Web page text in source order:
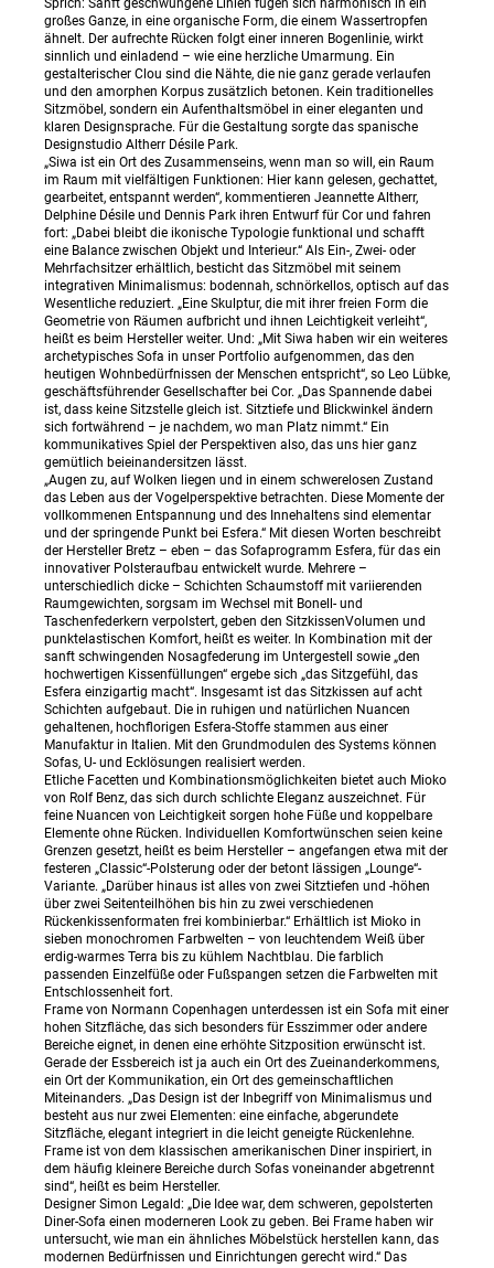
großes Ganze, in eine organische Form, die einem Wassertropfen
ähnelt. Der aufrechte Rücken folgt einer inneren Bogenlinie, wirkt
sinnlich und einladend – wie eine herzliche Umarmung. Ein
gestalterischer Clou sind die Nähte, die nie ganz gerade verlaufen
und den amorphen Korpus zusätzlich betonen. Kein traditionelles
Sitzmöbel, sondern ein Aufenthaltsmöbel in einer eleganten und
klaren Designsprache. Für die Gestaltung sorgte das spanische
Designstudio Altherr Désile Park.
„Siwa ist ein Ort des Zusammenseins, wenn man so will, ein Raum
im Raum mit vielfältigen Funktionen: Hier kann gelesen, gechattet,
gearbeitet, entspannt werden“, kommentieren Jeannette Altherr,
Delphine Désile und Dennis Park ihren Entwurf für Cor und fahren
fort: „Dabei bleibt die ikonische Typologie funktional und schafft
eine Balance zwischen Objekt und Interieur.“ Als Ein-, Zwei- oder
Mehrfachsitzer erhältlich, besticht das Sitzmöbel mit seinem
integrativen Minimalismus: bodennah, schnörkellos, optisch auf das
Wesentliche reduziert. „Eine Skulptur, die mit ihrer freien Form die
Geometrie von Räumen aufbricht und ihnen Leichtigkeit verleiht“,
heißt es beim Hersteller weiter. Und: „Mit Siwa haben wir ein weiteres
archetypisches Sofa in unser Portfolio aufgenommen, das den
heutigen Wohnbedürfnissen der Menschen entspricht“, so Leo Lübke,
geschäftsführender Gesellschafter bei Cor. „Das Spannende dabei
ist, dass keine Sitzstelle gleich ist. Sitztiefe und Blickwinkel ändern
sich fortwährend – je nachdem, wo man Platz nimmt.“ Ein
kommunikatives Spiel der Perspektiven also, das uns hier ganz
gemütlich beieinandersitzen lässt.
„Augen zu, auf Wolken liegen und in einem schwerelosen Zustand
das Leben aus der Vogelperspektive betrachten. Diese Momente der
vollkommenen Entspannung und des Innehaltens sind elementar
und der springende Punkt bei Esfera.“ Mit diesen Worten beschreibt
der Hersteller Bretz – eben – das Sofaprogramm Esfera, für das ein
innovativer Polsteraufbau entwickelt wurde. Mehrere –
unterschiedlich dicke – Schichten Schaumstoff mit variierenden
Raumgewichten, sorgsam im Wechsel mit Bonell- und
Taschenfederkern verpolstert, geben den SitzkissenVolumen und
punktelastischen Komfort, heißt es weiter. In Kombination mit der
sanft schwingenden Nosagfederung im Untergestell sowie „den
hochwertigen Kissenfüllungen“ ergebe sich „das Sitzgefühl, das
Esfera einzigartig macht“. Insgesamt ist das Sitzkissen auf acht
Schichten aufgebaut. Die in ruhigen und natürlichen Nuancen
gehaltenen, hochflorigen Esfera-Stoffe stammen aus einer
Manufaktur in Italien. Mit den Grundmodulen des Systems können
Sofas, U- und Ecklösungen realisiert werden.
Etliche Facetten und Kombinationsmöglichkeiten bietet auch Mioko
von Rolf Benz, das sich durch schlichte Eleganz auszeichnet. Für
feine Nuancen von Leichtigkeit sorgen hohe Füße und koppelbare
Elemente ohne Rücken. Individuellen Komfortwünschen seien keine
Grenzen gesetzt, heißt es beim Hersteller – angefangen etwa mit der
festeren „Classic“-Polsterung oder der betont lässigen „Lounge“-
Variante. „Darüber hinaus ist alles von zwei Sitztiefen und -höhen
über zwei Seitenteilhöhen bis hin zu zwei verschiedenen
Rückenkissenformaten frei kombinierbar.“ Erhältlich ist Mioko in
sieben monochromen Farbwelten – von leuchtendem Weiß über
erdig-warmes Terra bis zu kühlem Nachtblau. Die farblich
passenden Einzelfüße oder Fußspangen setzen die Farbwelten mit
Entschlossenheit fort.
Frame von Normann Copenhagen unterdessen ist ein Sofa mit einer
hohen Sitzfläche, das sich besonders für Esszimmer oder andere
Bereiche eignet, in denen eine erhöhte Sitzposition erwünscht ist.
Gerade der Essbereich ist ja auch ein Ort des Zueinanderkommens,
ein Ort der Kommunikation, ein Ort des gemeinschaftlichen
Miteinanders. „Das Design ist der Inbegriff von Minimalismus und
besteht aus nur zwei Elementen: eine einfache, abgerundete
Sitzfläche, elegant integriert in die leicht geneigte Rückenlehne.
Frame ist von dem klassischen amerikanischen Diner inspiriert, in
dem häufig kleinere Bereiche durch Sofas voneinander abgetrennt
sind“, heißt es beim Hersteller.
Designer Simon Legald: „Die Idee war, dem schweren, gepolsterten
Diner-Sofa einen moderneren Look zu geben. Bei Frame haben wir
untersucht, wie man ein ähnliches Möbelstück herstellen kann, das
modernen Bedürfnissen und Einrichtungen gerecht wird.“ Das